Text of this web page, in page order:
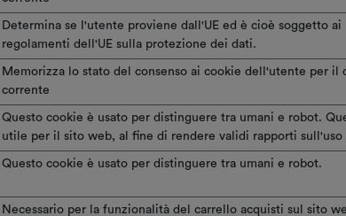
Determina se l'utente proviene dall'UE ed è cioè soggetto ai
regolamenti dell'UE sulla protezione dei dati.
Memorizza lo stato del consenso ai cookie dell'utente per il
corrente
Questo cookie è usato per distinguere tra umani e robot.
utile per il sito web, al fine di rendere validi rapporti sull'uso
Questo cookie è usato per distinguere tra umani e robot.
Necessario per la funzionalità del carrello acquisti sul sito